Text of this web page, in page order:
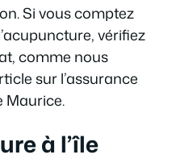
Si vous comptez
vérifiez
comme nous
sur l’assurance
Maurice.
à l’île